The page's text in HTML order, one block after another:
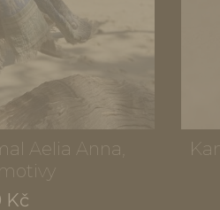
Aelia Anna,
Kč